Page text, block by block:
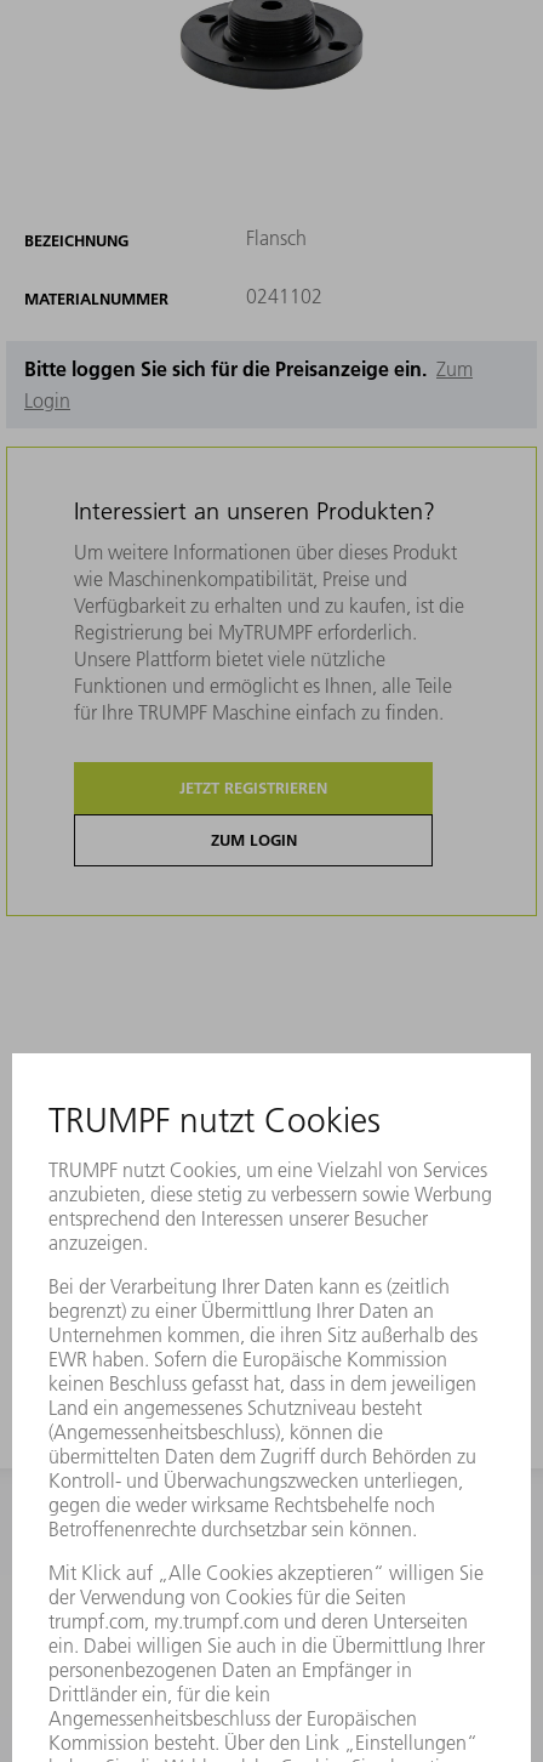
BEZEICHNUNG Flansch
MATERIALNUMMER 0241102
Bitte loggen Sie sich für die Preisanzeige ein. Zum
Login
Interessiert an unseren Produkten?
Um weitere Informationen über dieses Produkt
wie Maschinenkompatibilität, Preise und
Verfügbarkeit zu erhalten und zu kaufen, ist die
Registrierung bei MyTRUMPF erforderlich.
Unsere Plattform bietet viele nützliche
Funktionen und ermöglicht es Ihnen, alle Teile
für Ihre TRUMPF Maschine einfach zu finden.
JETZT REGISTRIEREN
ZUM LOGIN
INFORMATION
Häufig gestellte Fragen
Allgemeine Geschäftsbedingungen
KONTAKT
After Sales
+43722160396550
Mo - Do: 08:00 -17:30 Uhr
Fr: 08:00 -16:30 Uhr